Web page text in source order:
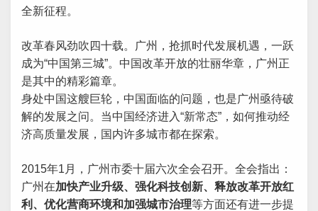
全新征程。
改革春风劲吹四十载。广州，抢抓时代发展机遇，一跃
成为“中国第三城”。中国改革开放的壮丽华章，广州正
是其中的精彩篇章。
身处中国这艘巨轮，中国面临的问题，也是广州亟待破
解的发展之问。当中国经济进入“新常态”，如何推动经
济高质量发展，国内许多城市都在探索。
2015年1月，广州市委十届六次全会召开。全会指出：
广州在加快产业升级、强化科技创新、释放改革开放红
利、优化营商环境和加强城市治理等方面还有进一步提